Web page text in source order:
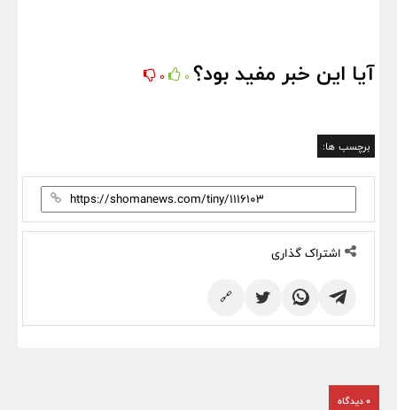
آیا این خبر مفید بود؟ 0
0
برچسب ها:
اشتراک گذاری
🔗
0 دیدگاه